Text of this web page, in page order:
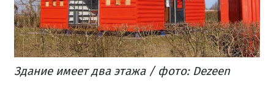
Здание имеет два этажа / фото: Dezeen